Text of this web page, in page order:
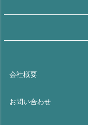
会社概要
お問い合わせ